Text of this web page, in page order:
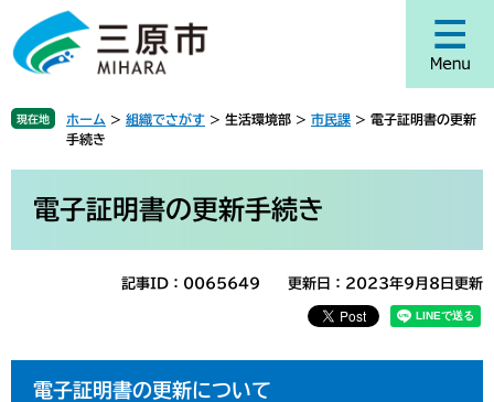
ジ
頭
す
ュ
飛
し
現在地 ホーム > 組織でさがす > 生活環境部 > 市民課 > 電子証明書の更新
手続き
電子証明書の更新手続き
記事ID：0065649 更新日：2023年9月8日更新
電子証明書の更新について